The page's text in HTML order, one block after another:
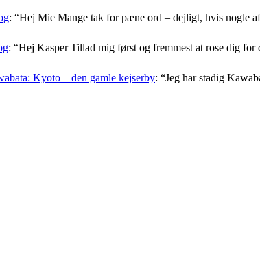
: “Hej Mie Mange tak for pæne ord – dejligt, hvis nogle
: “Hej Kasper Tillad mig først og fremmest at rose dig
Kyoto – den gamle kejserby: “Jeg har stadig